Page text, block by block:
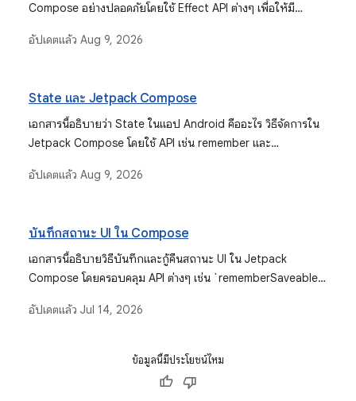
Compose อย่างปลอดภัยโดยใช้ Effect API ต่างๆ เพื่อให้มี
เหมาะสม
อัปเดตแล้ว Aug 9, 2026
State และ Jetpack Compose
เอกสารนี้อธิบายว่า State ในแอป Android คืออะไร วิธีจัดการใน
Jetpack Compose โดยใช้ API เช่น remember และ
Composable กลับมาใช้ซ้ำ และวิธีกู้คืน State เมื่อมีการ
จัดการสถานะด้วย
อัปเดตแล้ว Aug 9, 2026
บันทึกสถานะ UI ใน Compose
เอกสารนี้อธิบายวิธีบันทึกและกู้คืนสถานะ UI ใน Jetpack
Compose โดยครอบคลุม API ต่างๆ เช่น `rememberSaveable`
เปลี่ยนแปลงการกำหนดค่าและการสิ้นสุดกระบวนการที่ระบบเริ่ม
อัปเดตแล้ว Jul 14, 2026
ข้อมูลนี้มีประโยชน์ไหม